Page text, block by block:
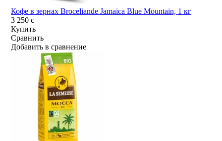
Кофе в зернах Broceliande Jamaica Blue Mountain, 1 кг
3 250c
Купить
Сравнить
Добавить в сравнение